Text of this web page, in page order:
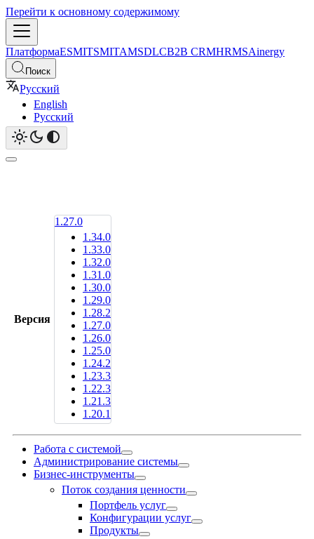
Перейти к основному содержимому
ПлатформаESMITSMITAMSDLCB2B CRMHRMSAinergy
Поиск
Русский
English
Русский
Версия
1.27.0
1.34.0
1.33.0
1.32.0
1.31.0
1.30.0
1.29.0
1.28.2
1.27.0
1.26.0
1.25.0
1.24.2
1.23.3
1.22.3
1.21.3
1.20.1
Работа с системой
Администрирование системы
Бизнес-инструменты
Поток создания ценности
Портфель услуг
Конфигурации услуг
Продукты